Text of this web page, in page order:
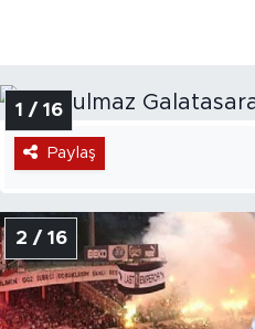
1 / 16
Paylaş
2 / 16